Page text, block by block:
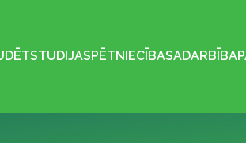
STUDIJASPĒTNIECĪBASADARBĪBA